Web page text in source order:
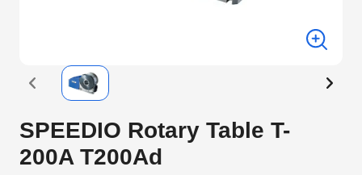
SPEEDIO Rotary Table T-
200A T200Ad